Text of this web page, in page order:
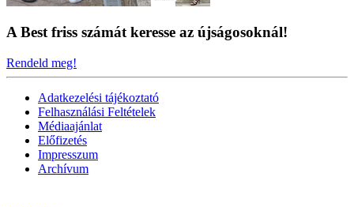
A Best friss számát keresse az újságosoknál!
Rendeld meg!
Adatkezelési tájékoztató
Felhasználási Feltételek
Médiaajánlat
Előfizetés
Impresszum
Archívum